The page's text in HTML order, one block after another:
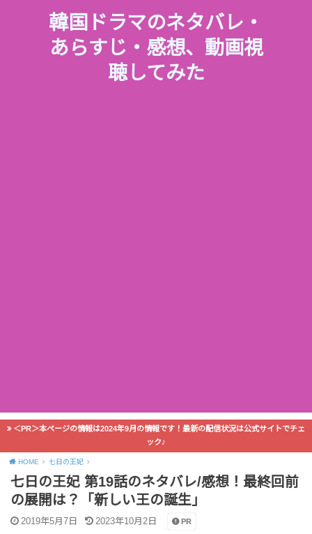
韓国ドラマのネタバレ・
あらすじ・感想、動画視
聴してみた
＜PR＞本ページの情報は2024年9月の情報です！最新の配信状況は公式サイトでチェ
ック♪
HOME 七日の王妃
七日の王妃 第19話のネタバレ/感想！最終回前
の展開は？「新しい王の誕生」
2019年5月7日 2023年10月2日 PR